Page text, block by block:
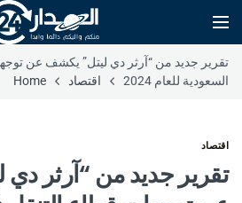
تقرير جديد من “آرثر دي ليتل” يكشف عن
السعودية للعام 2024
اقتصاد Home
اقتصاد
تقرير جديد من “آرثر